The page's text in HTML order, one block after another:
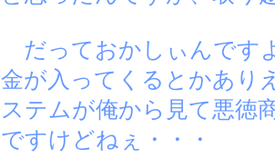
だっておかしぃんです
金が入ってくるとかあり
ステムが俺から見て悪徳
ですけどねぇ・・・